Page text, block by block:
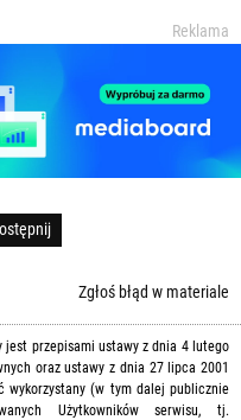
Reklama
Zgłoś błąd w materiale
jest przepisami ustawy z dnia 4 lutego
oraz ustawy z dnia 27 lipca 2001
wykorzystany (w tym dalej publicznie
Użytkowników serwisu, tj.